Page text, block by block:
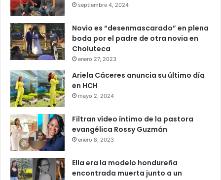
septiembre 4, 2024
Novio es “desenmascarado” en plena
boda por el padre de otra novia en
Choluteca
enero 27, 2023
Ariela Cáceres anuncia su último día
en HCH
mayo 2, 2024
Filtran vídeo íntimo de la pastora
evangélica Rossy Guzmán
enero 8, 2023
Ella era la modelo hondureña
encontrada muerta junto a un